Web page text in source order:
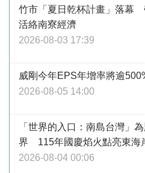
竹市「夏日乾杯計畫」落幕
活絡南寮經濟
2026-08-03 17:39
威剛今年EPS年增率將逾
2026-08-05 14:00
「世界的入口：南島台灣」
界 115年國慶焰火點亮東海
2026-08-04 00:06